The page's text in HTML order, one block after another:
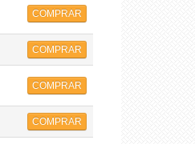
COMPRAR
COMPRAR
COMPRAR
COMPRAR